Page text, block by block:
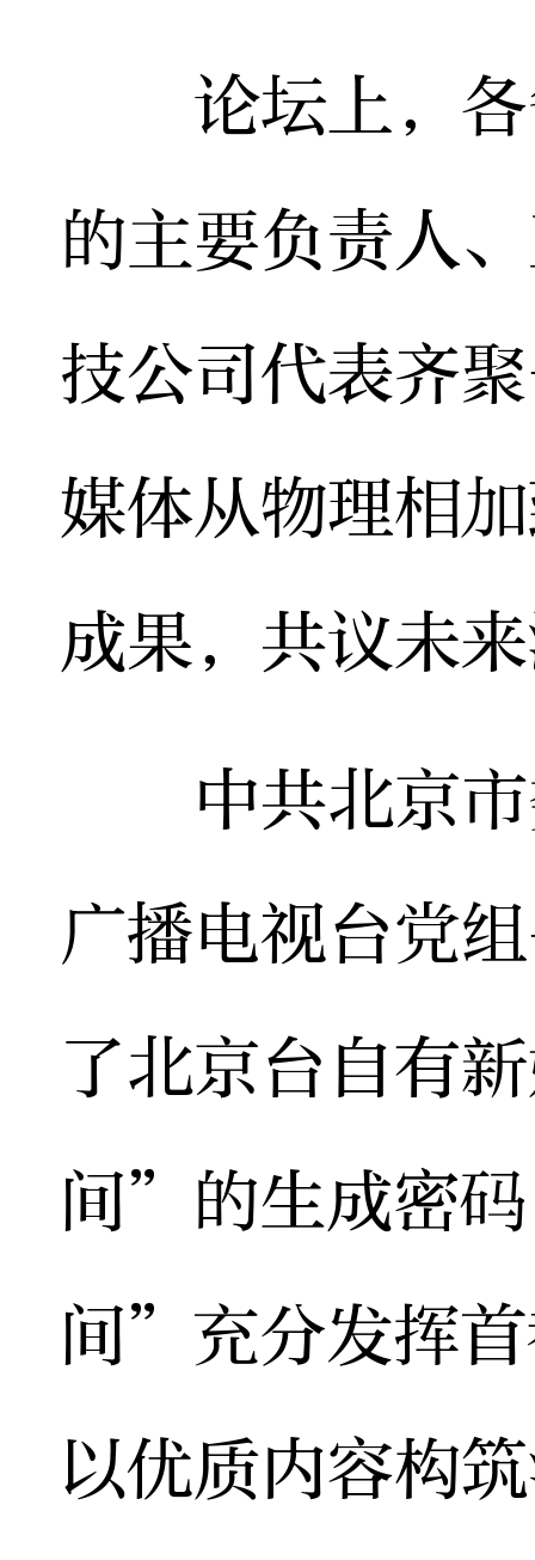
论坛上，各
的主要负责人
技公司代表齐
媒体从物理相
成果，共议未
中共北京市
广播电视台党
了北京台自有
间”的生成密
间”充分发挥
以优质内容构